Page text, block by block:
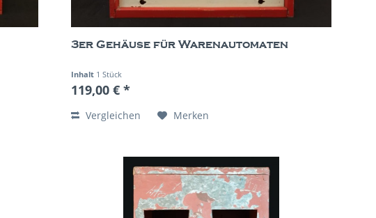
3er Gehäuse für Warenautomaten
Inhalt 1 Stück
119,00 € *
Vergleichen Merken